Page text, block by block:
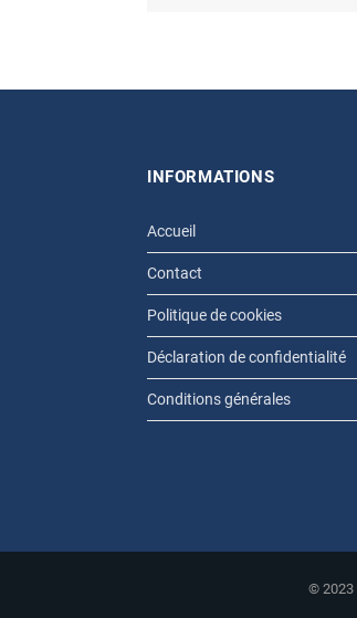
INFORMATIONS
Accueil
Contact
Politique de cookies
Déclaration de confidentialité
Conditions générales
© 2023